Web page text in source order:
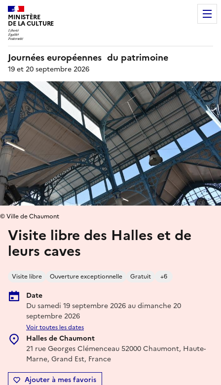
MINISTÈRE
DE LA CULTURE
Journées européennes du patrimoine
19 et 20 septembre 2026
Visite libre des Halles et de
leurs caves
Visite libre Ouverture exceptionnelle Gratuit +6
Date
Du samedi 19 septembre 2026 au dimanche 20
septembre 2026
Voir toutes les dates
Halles de Chaumont
21 rue Georges Clémenceau 52000 Chaumont, Haute-
Marne, Grand Est, France
Ajouter à mes favoris
© Ville de Chaumont